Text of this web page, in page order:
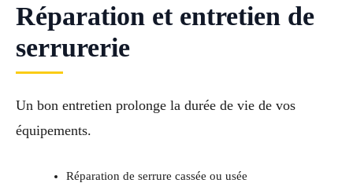
Réparation et entretien de
serrurerie
Un bon entretien prolonge la durée de vie de vos
équipements.
Réparation de serrure cassée ou usée